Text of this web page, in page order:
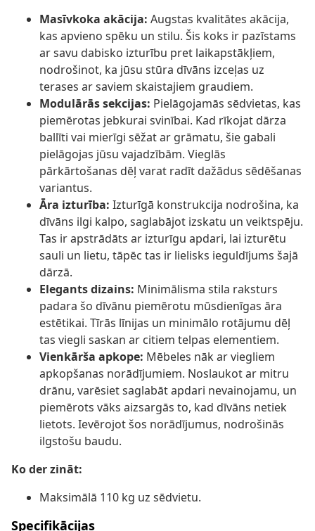
Masīvkoka akācija: Augstas kvalitātes akācija,
kas apvieno spēku un stilu. Šis koks ir pazīstams
ar savu dabisko izturību pret laikapstākļiem,
nodrošinot, ka jūsu stūra dīvāns izceļas uz
terases ar saviem skaistajiem graudiem.
Modulārās sekcijas: Pielāgojamās sēdvietas, kas
piemērotas jebkurai svinībai. Kad rīkojat dārza
ballīti vai mierīgi sēžat ar grāmatu, šie gabali
pielāgojas jūsu vajadzībām. Vieglās
pārkārtošanas dēļ varat radīt dažādus sēdēšanas
variantus.
Āra izturība: Izturīgā konstrukcija nodrošina, ka
dīvāns ilgi kalpo, saglabājot izskatu un veiktspēju.
Tas ir apstrādāts ar izturīgu apdari, lai izturētu
sauli un lietu, tāpēc tas ir lielisks ieguldījums šajā
dārzā.
Elegants dizains: Minimālisma stila raksturs
padara šo dīvānu piemērotu mūsdienīgas āra
estētikai. Tīrās līnijas un minimālo rotājumu dēļ
tas viegli saskan ar citiem telpas elementiem.
Vienkārša apkope: Mēbeles nāk ar viegliem
apkopšanas norādījumiem. Noslaukot ar mitru
drānu, varēsiet saglabāt apdari nevainojamu, un
piemērots vāks aizsargās to, kad dīvāns netiek
lietots. Ievērojot šos norādījumus, nodrošinās
ilgstošu baudu.
Ko der zināt:
Maksimālā 110 kg uz sēdvietu.
Specifikācijas